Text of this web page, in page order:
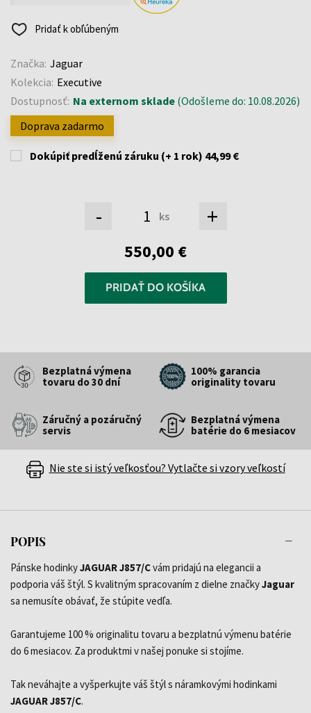
Pridať k obľúbeným
Značka: Jaguar
Kolekcia: Executive
Dostupnosť: Na externom sklade (Odošleme do: 10.08.2026)
Doprava zadarmo
Dokúpiť predĺženú záruku (+ 1 rok) 44,99 €
- ks +
550,00 €
PRIDAŤ DO KOŠÍKA
Bezplatná výmena
tovaru do 30 dní
100% garancia
originality tovaru
Záručný a pozáručný
servis
Bezplatná výmena
batérie do 6 mesiacov
Nie ste si istý veľkosťou? Vytlačte si vzory veľkostí
POPIS
Pánske hodinkyJAGUAR J857/Cvám pridajú na elegancii a
podporia váš štýl. S kvalitným spracovaním z dielne značkyJaguar
sa nemusíte obávať, že stúpite vedľa.
Garantujeme 100 % originalitu tovaru a bezplatnú výmenu batérie
do 6 mesiacov. Za produktmi v našej ponuke si stojíme.
Tak neváhajte a vyšperkujte váš štýl s náramkovými hodinkami
JAGUAR J857/C.